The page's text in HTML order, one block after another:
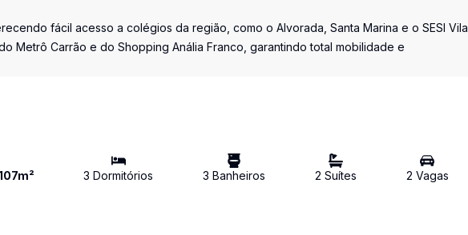
fácil acesso a colégios da região, como o Alvorada, Santa Marina e o SESI Vila
Metrô Carrão e do Shopping Anália Franco, garantindo total mobilidade e
m² 3 Dormitórios 3 Banheiros 2 Suítes 2 Vagas